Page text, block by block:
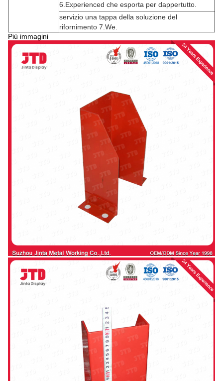
6.Experienced che esporta per dappertutto.
servizio una tappa della soluzione del
rifornimento 7.We.
Più immagini